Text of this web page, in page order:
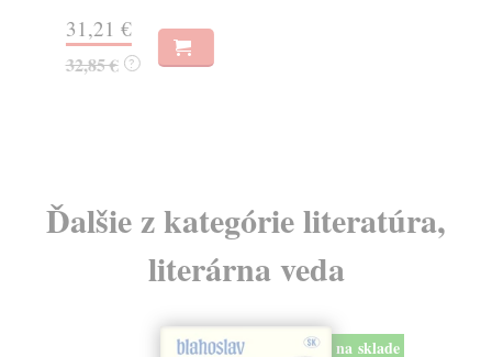
31,21 €
32,85 € ?
Ďalšie z kategórie literatúra,
literárna veda
na sklade